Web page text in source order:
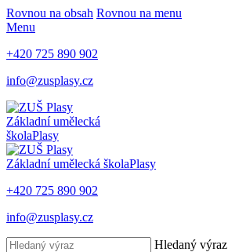
Rovnou na obsah Rovnou na menu
Menu
+420 725 890 902
info@zusplasy.cz
Základní umělecká
školaPlasy
Základní umělecká školaPlasy
+420 725 890 902
info@zusplasy.cz
Hledaný výraz